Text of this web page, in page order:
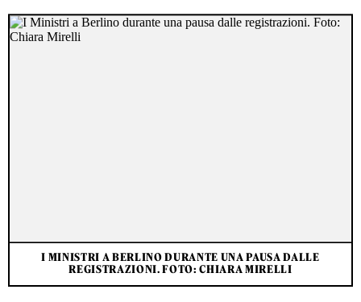
I MINISTRI A BERLINO DURANTE UNA PAUSA DALLE
REGISTRAZIONI. FOTO: CHIARA MIRELLI